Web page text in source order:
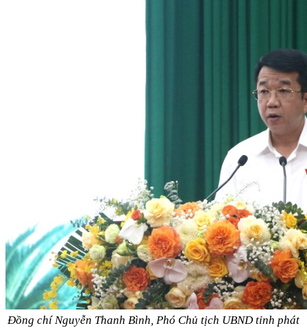
Đồng chí Nguyễn Thanh Bình, Phó Chủ tịch UBND tỉnh phát